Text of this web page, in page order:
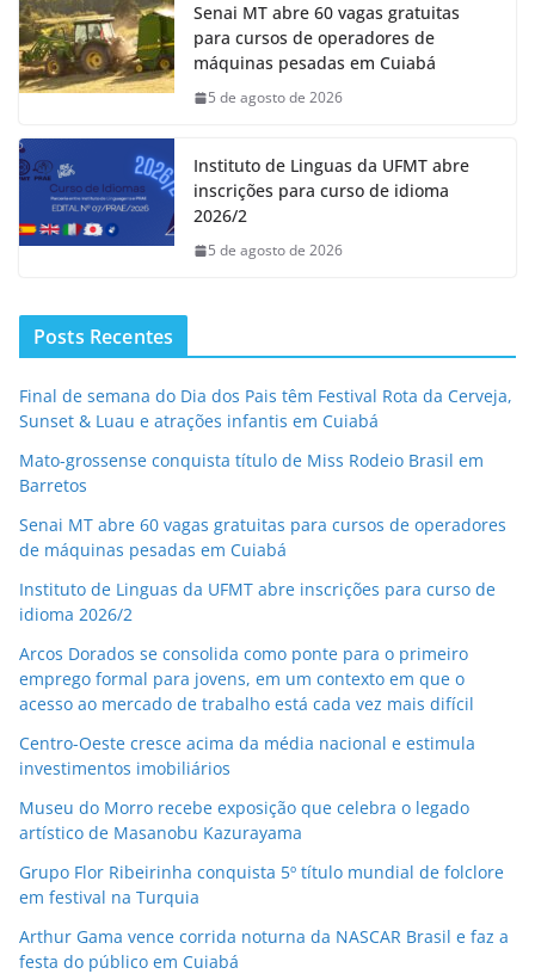
Senai MT abre 60 vagas gratuitas
para cursos de operadores de
máquinas pesadas em Cuiabá
5 de agosto de 2026
Instituto de Linguas da UFMT abre
inscrições para curso de idioma
2026/2
5 de agosto de 2026
Posts Recentes
Final de semana do Dia dos Pais têm Festival Rota da Cerveja,
Sunset & Luau e atrações infantis em Cuiabá
Mato-grossense conquista título de Miss Rodeio Brasil em
Barretos
Senai MT abre 60 vagas gratuitas para cursos de operadores
de máquinas pesadas em Cuiabá
Instituto de Linguas da UFMT abre inscrições para curso de
idioma 2026/2
Arcos Dorados se consolida como ponte para o primeiro
emprego formal para jovens, em um contexto em que o
acesso ao mercado de trabalho está cada vez mais difícil
Centro-Oeste cresce acima da média nacional e estimula
investimentos imobiliários
Museu do Morro recebe exposição que celebra o legado
artístico de Masanobu Kazurayama
Grupo Flor Ribeirinha conquista 5º título mundial de folclore
em festival na Turquia
Arthur Gama vence corrida noturna da NASCAR Brasil e faz a
festa do público em Cuiabá